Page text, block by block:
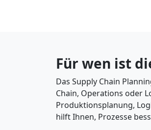
Für wen ist
Das Supply Chain
Chain, Operations oder
Produktionsplanung,
hilft Ihnen, Prozesse